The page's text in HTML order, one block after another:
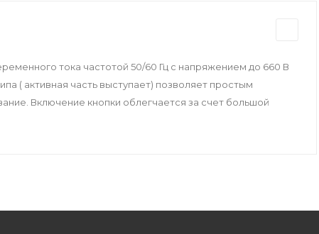
тока частотой 50/60 Гц с напряжением до 660 В
( активная часть выступает) позволяет простым
Включение кнопки облегчается за счет большой